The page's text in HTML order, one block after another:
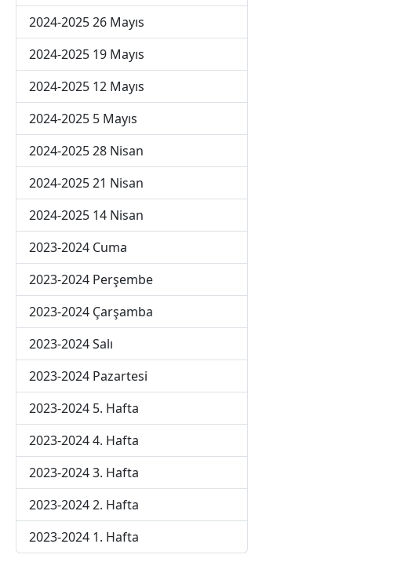
2024-2025 26 Mayıs
2024-2025 19 Mayıs
2024-2025 12 Mayıs
2024-2025 5 Mayıs
2024-2025 28 Nisan
2024-2025 21 Nisan
2024-2025 14 Nisan
2023-2024 Cuma
2023-2024 Perşembe
2023-2024 Çarşamba
2023-2024 Salı
2023-2024 Pazartesi
2023-2024 5. Hafta
2023-2024 4. Hafta
2023-2024 3. Hafta
2023-2024 2. Hafta
2023-2024 1. Hafta